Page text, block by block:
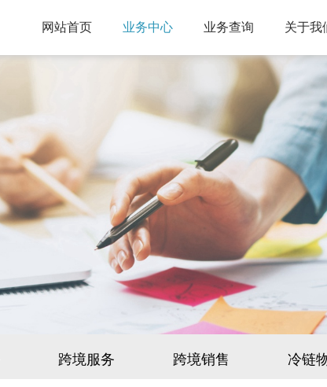
网站首页 业务中心 业务查询 关于我
跨境服务 跨境销售 冷链